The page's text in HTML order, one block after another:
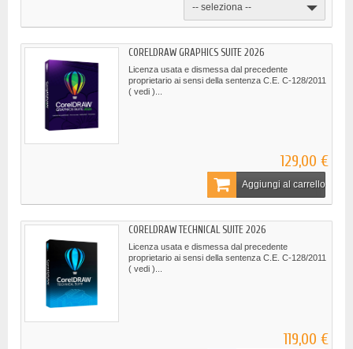
-- seleziona --
CORELDRAW GRAPHICS SUITE 2026
Licenza usata e dismessa dal precedente
proprietario ai sensi della sentenza C.E. C-128/2011
( vedi )...
129,00 €
Aggiungi al carrello
CORELDRAW TECHNICAL SUITE 2026
Licenza usata e dismessa dal precedente
proprietario ai sensi della sentenza C.E. C-128/2011
( vedi )...
119,00 €